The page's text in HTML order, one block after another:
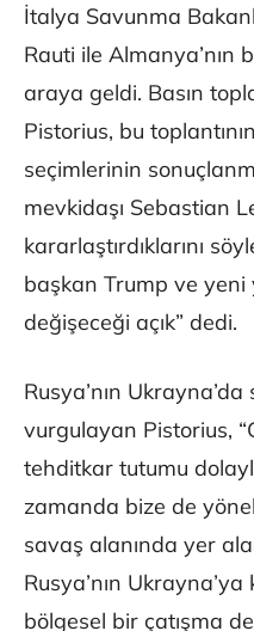
İtalya Savunma
Rauti ile Almanya’nın
araya geldi. Basın
Pistorius, bu
seçimlerinin
mevkidaşı Sebastian
kararlaştırdıklarını
başkan Trump ve yeni
değişeceği açık” dedi.
Rusya’nın
vurgulayan Pistorius,
tehditkar tutumu
zamanda bize de
savaş alanında yer
Rusya’nın Ukrayna’ya
bölgesel bir çatışma